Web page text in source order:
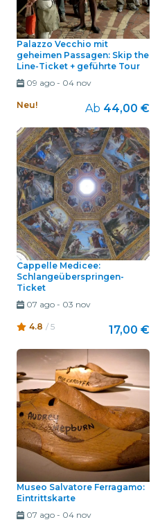
Palazzo Vecchio mit
geheimen Passagen: Skip the
Line-Ticket + geführte Tour
09 ago- 04 nov
Neu! Ab 44,00 €
Cappelle Medicee:
Schlangeüberspringen-
Ticket
07 ago- 03 nov
4.8 / 5 17,00 €
Museo Salvatore Ferragamo:
Eintrittskarte
07 ago- 04 nov